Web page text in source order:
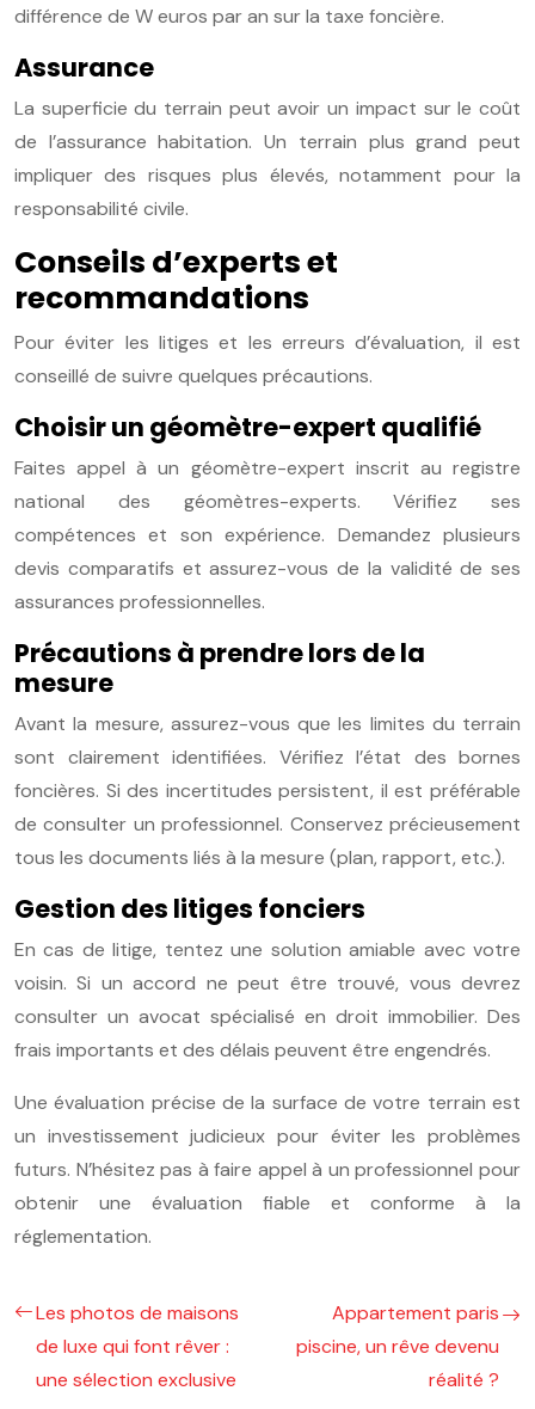
différence de W euros par an sur la taxe foncière.
Assurance
La superficie du terrain peut avoir un impact sur le coût
de l’assurance habitation. Un terrain plus grand peut
impliquer des risques plus élevés, notamment pour la
responsabilité civile.
Conseils d’experts et
recommandations
Pour éviter les litiges et les erreurs d’évaluation, il est
conseillé de suivre quelques précautions.
Choisir un géomètre-expert qualifié
Faites appel à un géomètre-expert inscrit au registre
national des géomètres-experts. Vérifiez ses
compétences et son expérience. Demandez plusieurs
devis comparatifs et assurez-vous de la validité de ses
assurances professionnelles.
Précautions à prendre lors de la
mesure
Avant la mesure, assurez-vous que les limites du terrain
sont clairement identifiées. Vérifiez l’état des bornes
foncières. Si des incertitudes persistent, il est préférable
de consulter un professionnel. Conservez précieusement
tous les documents liés à la mesure (plan, rapport, etc.).
Gestion des litiges fonciers
En cas de litige, tentez une solution amiable avec votre
voisin. Si un accord ne peut être trouvé, vous devrez
consulter un avocat spécialisé en droit immobilier. Des
frais importants et des délais peuvent être engendrés.
Une évaluation précise de la surface de votre terrain est
un investissement judicieux pour éviter les problèmes
futurs. N’hésitez pas à faire appel à un professionnel pour
obtenir une évaluation fiable et conforme à la
réglementation.
Les photos de maisons
de luxe qui font rêver :
une sélection exclusive
Appartement paris
piscine, un rêve devenu
réalité ?